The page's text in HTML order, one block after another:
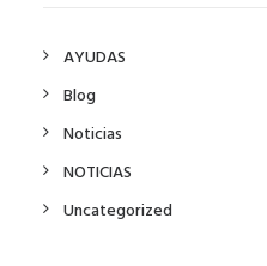
AYUDAS
Blog
Noticias
NOTICIAS
Uncategorized